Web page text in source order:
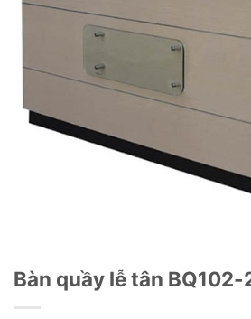
Bàn quầy lễ tân BQ102-